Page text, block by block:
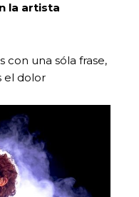
la artista
con una sóla frase,
el dolor